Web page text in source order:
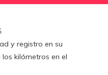
y registro en su
kilómetros en el